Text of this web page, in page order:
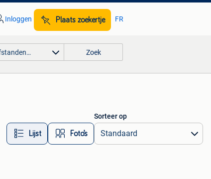
Inloggen Plaats zoekertje FR
Zoek
Lijst Foto’s
Sorteer op